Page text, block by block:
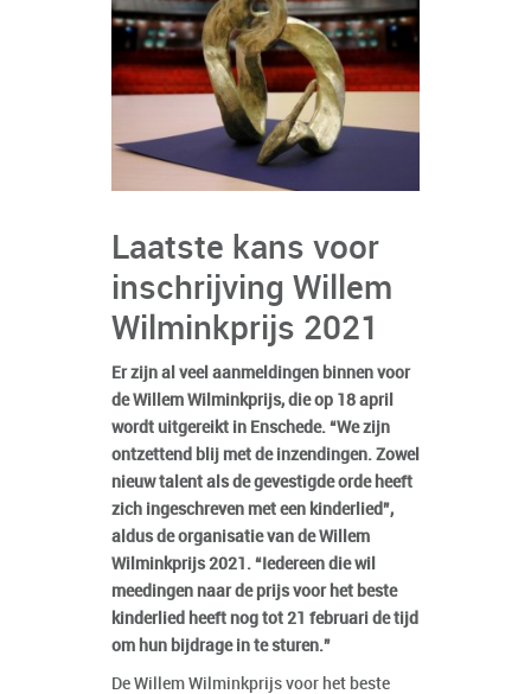
Laatste kans voor
inschrijving Willem
Wilminkprijs 2021
Er zijn al veel aanmeldingen binnen voor
de Willem Wilminkprijs, die op 18 april
wordt uitgereikt in Enschede. “We zijn
ontzettend blij met de inzendingen. Zowel
nieuw talent als de gevestigde orde heeft
zich ingeschreven met een kinderlied”,
aldus de organisatie van de Willem
Wilminkprijs 2021. “Iedereen die wil
meedingen naar de prijs voor het beste
kinderlied heeft nog tot 21 februari de tijd
om hun bijdrage in te sturen.”
De Willem Wilminkprijs voor het beste